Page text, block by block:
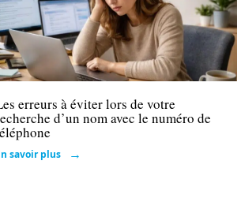
erreurs à éviter lors de votre
d’un nom avec le numéro de
savoir plus